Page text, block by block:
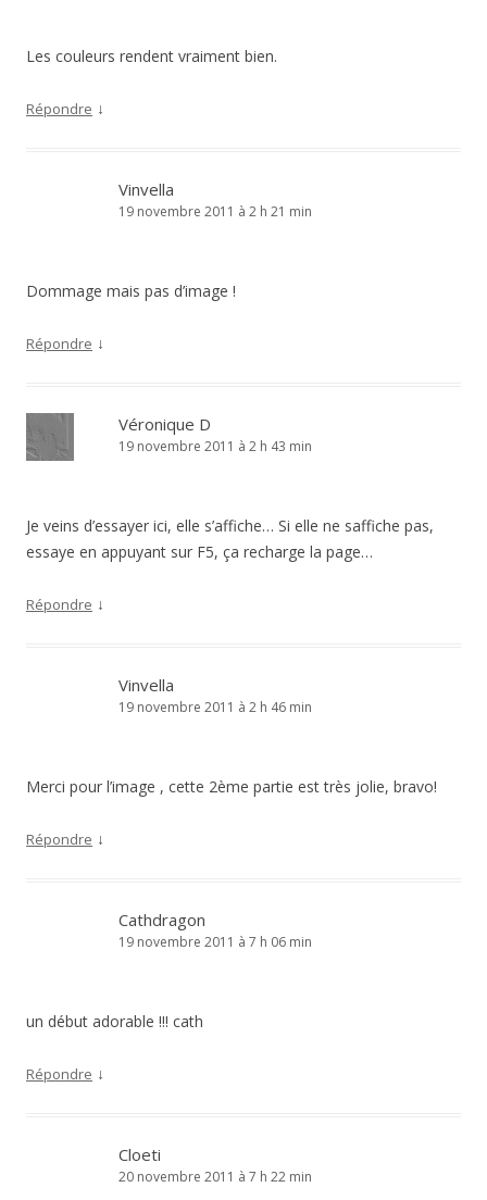
Les couleurs rendent vraiment bien.
Répondre ↓
Vinvella
19 novembre 2011 à 2 h 21 min
Dommage mais pas d’image !
Répondre ↓
Véronique D
19 novembre 2011 à 2 h 43 min
Je veins d’essayer ici, elle s’affiche… Si elle ne saffiche pas,
essaye en appuyant sur F5, ça recharge la page…
Répondre ↓
Vinvella
19 novembre 2011 à 2 h 46 min
Merci pour l’image , cette 2ème partie est très jolie, bravo!
Répondre ↓
Cathdragon
19 novembre 2011 à 7 h 06 min
un début adorable !!! cath
Répondre ↓
Cloeti
20 novembre 2011 à 7 h 22 min